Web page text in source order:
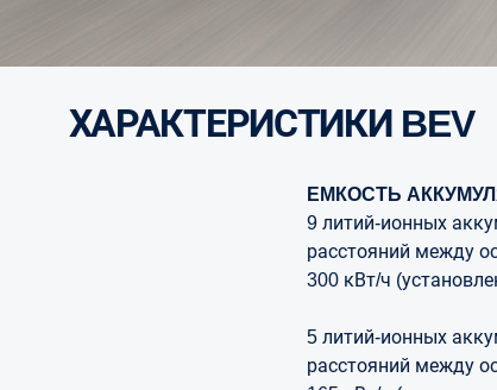
ХАРАКТЕРИСТИКИ BEV
ЕМКОСТЬ
9 литий-ионных
расстояний между
300 кВт/ч
5 литий-ионных
расстояний между